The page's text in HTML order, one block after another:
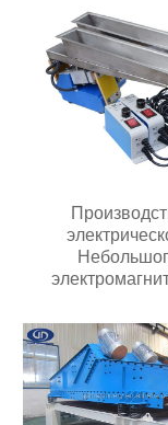
вибрирующего
питателя с